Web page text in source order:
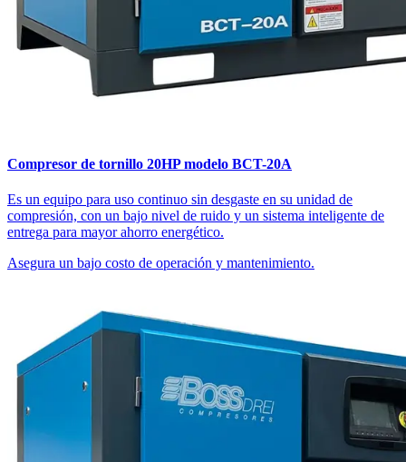
Compresor de tornillo 20HP modelo BCT-20A
Es un equipo para uso continuo sin desgaste en su unidad de
compresión, con un bajo nivel de ruido y un sistema inteligente de
entrega para mayor ahorro energético.
Asegura un bajo costo de operación y mantenimiento.